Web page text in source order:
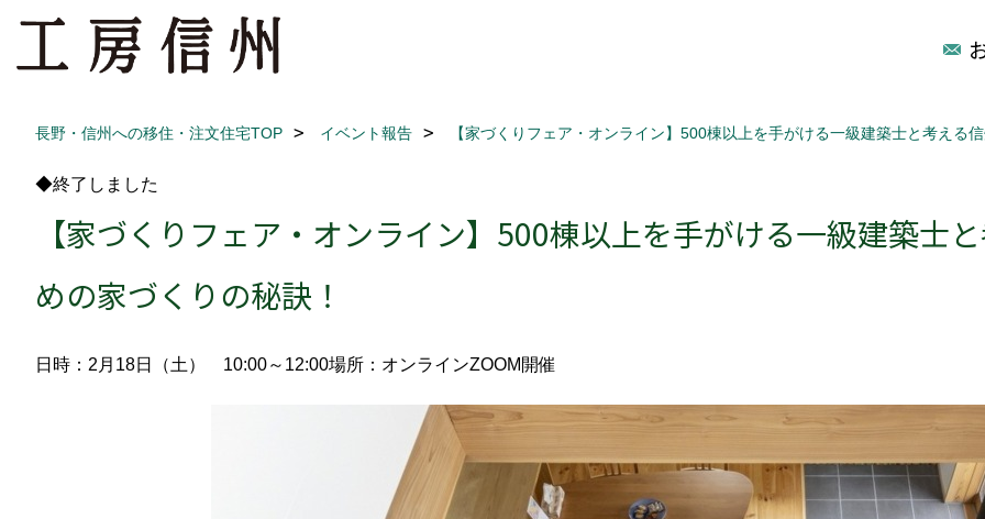
長野・信州への移住・注文住宅TOP イベント報告 【家づくりフェア・オンライン】500棟以上を手がける一級建築士と考える
◆終了しました
【家づくりフェア・オンライン】500棟以上を手がける一級建築士
めの家づくりの秘訣！
日時：2月18日（土） 10:00～12:00場所：オンラインZOOM開催